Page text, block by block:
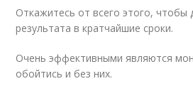
Откажитесь от всего этого, чтобы
результата в кратчайшие сроки.
Очень эффективными являются
обойтись и без них.